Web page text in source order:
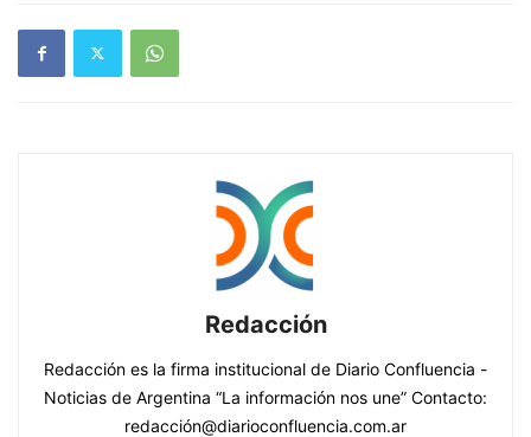
Redacción
Redacción es la firma institucional de Diario Confluencia -
Noticias de Argentina “La información nos une” Contacto:
redacción@diarioconfluencia.com.ar